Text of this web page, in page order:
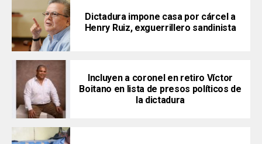
Dictadura impone casa por cárcel a
Henry Ruiz, exguerrillero sandinista
Incluyen a coronel en retiro Víctor
Boitano en lista de presos políticos de
la dictadura